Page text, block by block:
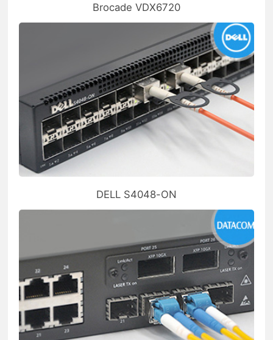
Brocade VDX6720
DELL S4048-ON